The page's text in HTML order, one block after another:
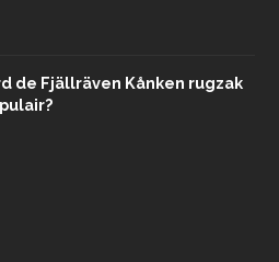
de Fjällräven Kånken rugzak